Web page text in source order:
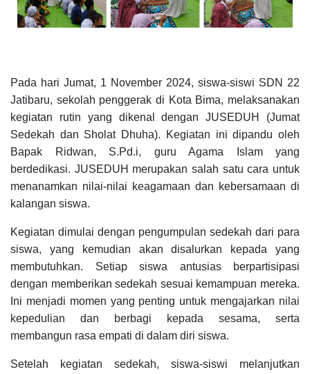
Pada hari Jumat, 1 November 2024, siswa-siswi SDN 22
Jatibaru, sekolah penggerak di Kota Bima, melaksanakan
kegiatan rutin yang dikenal dengan JUSEDUH (Jumat
Sedekah dan Sholat Dhuha). Kegiatan ini dipandu oleh
Bapak Ridwan, S.Pd.i, guru Agama Islam yang
berdedikasi. JUSEDUH merupakan salah satu cara untuk
menanamkan nilai-nilai keagamaan dan kebersamaan di
kalangan siswa.
Kegiatan dimulai dengan pengumpulan sedekah dari para
siswa, yang kemudian akan disalurkan kepada yang
membutuhkan. Setiap siswa antusias berpartisipasi
dengan memberikan sedekah sesuai kemampuan mereka.
Ini menjadi momen yang penting untuk mengajarkan nilai
kepedulian dan berbagi kepada sesama, serta
membangun rasa empati di dalam diri siswa.
Setelah kegiatan sedekah, siswa-siswi melanjutkan